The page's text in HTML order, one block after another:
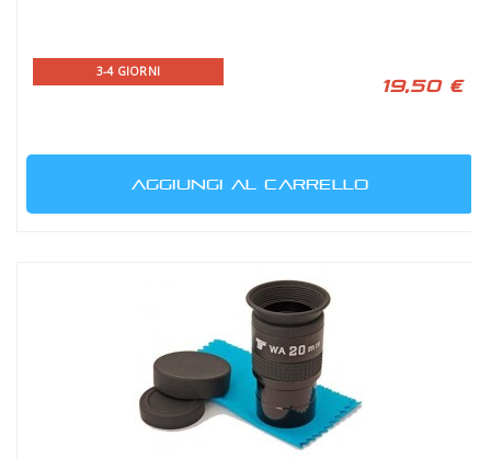
3-4 GIORNI
19,50 €
AGGIUNGI AL CARRELLO